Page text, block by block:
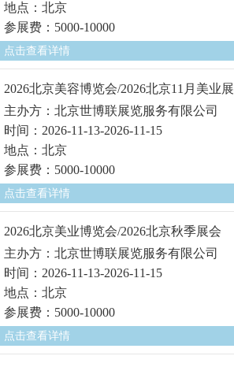
地点：北京
参展费：5000-10000
点击查看详情
2026北京美容博览会/2026北京11月美业展
主办方：北京世博联展览服务有限公司
时间：2026-11-13-2026-11-15
地点：北京
参展费：5000-10000
点击查看详情
2026北京美业博览会/2026北京秋季展会
主办方：北京世博联展览服务有限公司
时间：2026-11-13-2026-11-15
地点：北京
参展费：5000-10000
点击查看详情